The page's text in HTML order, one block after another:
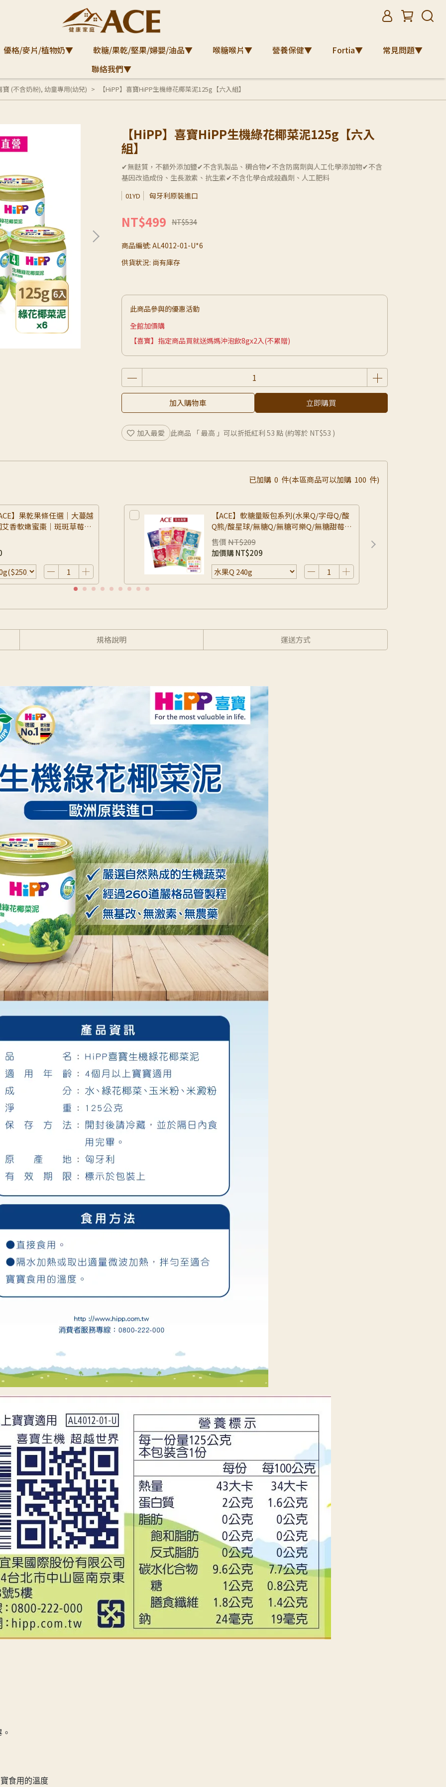
優格/麥片/植物奶▼ 軟糖/果乾/堅果/婦嬰/油品▼ 喉糖喉片▼ 營養保健▼ Fortia▼
常見問題▼
聯絡我們▼
寶 (不含奶粉), 幼童專用(幼兒) 【HiPP】喜寶HiPP生機綠花椰菜泥125g【六入組】
【HiPP】喜寶HiPP生機綠花椰菜泥125g【六入
組】
✔無麩質，不額外添加鹽✔不含乳製品、稠合物✔不含防腐劑與人工化學添加物✔不含
基因改造成份、生長激素、抗生素✔不含化學合成殺蟲劑、人工肥料
01YD 匈牙利原裝進口
NT$499 NT$534
商品編號: AL4012-01-U*6
供貨狀況: 尚有庫存
此商品參與的優惠活動
全館加價購
【喜寶】指定商品買就送媽媽沖泡飲8gx2入(不累贈)
加入購物車 立即購買
加入最愛 此商品 「 最高 」可以折抵紅利 53 點 (約等於 NT$53 )
已加購 0 件(本區商品可以加購 100 件)
】果乾果條任選｜大蔓越
香軟嫩蜜棗｜斑斑草莓/
【ACE】軟糖量販包系列(水果Q/字母Q/酸
Q熊/酸星球/無糖Q/無糖可樂Q/無糖甜莓蜜
桃Q)
售價NT$209
加價購NT$209
規格說明 運送方式
食用的溫度